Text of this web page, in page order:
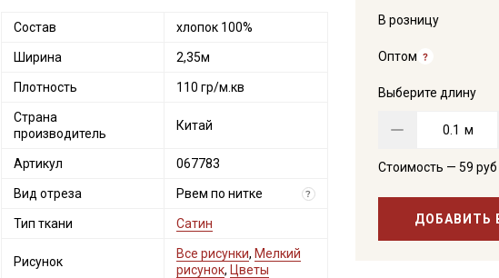
В розницу
Оптом
Выберите длину
м
Стоимость — 59 руб
ДОБАВИТЬ
Состав хлопок 100%
Ширина 2,35м
Плотность 110 гр/м.кв
Страна
производитель
Китай
Артикул 067783
Вид отреза Рвем по нитке ?
Тип ткани Сатин
Рисунок
Все рисунки, Мелкий
рисунок, Цветы